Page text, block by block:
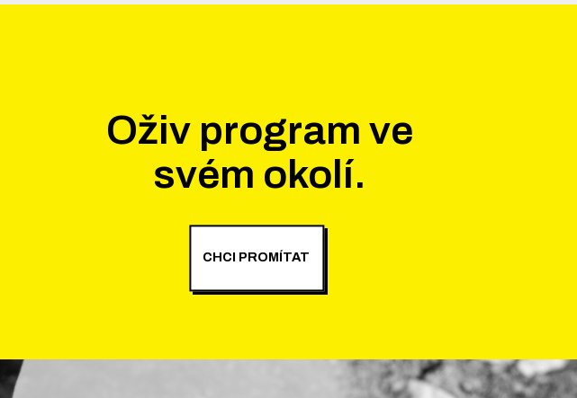
Oživ program ve
svém okolí.
CHCI PROMÍTAT